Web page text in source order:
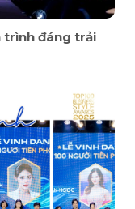
trình đáng trải